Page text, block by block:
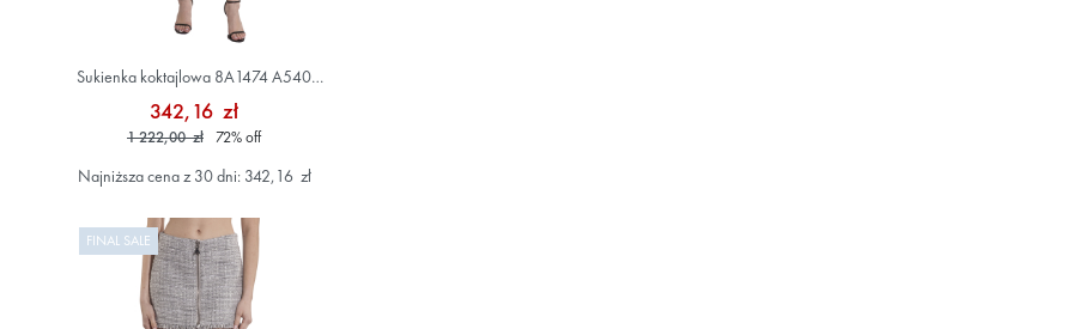
Sukienka koktajlowa 8A1474 A540
Czarny
342,16 zł
1 222,00 zł 72%off
Najniższa cena z 30 dni: 342,16 zł
FINAL SALE